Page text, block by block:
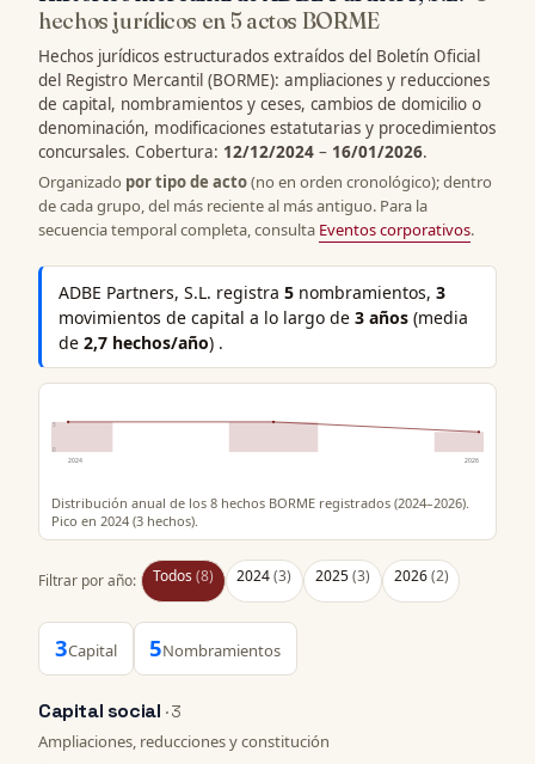
hechos jurídicos en 5 actos BORME
Hechos jurídicos estructurados extraídos del Boletín Oficial
del Registro Mercantil (BORME): ampliaciones y reducciones
de capital, nombramientos y ceses, cambios de domicilio o
denominación, modificaciones estatutarias y procedimientos
concursales. Cobertura: 12/12/2024 – 16/01/2026.
Organizado por tipo de acto(no en orden cronológico); dentro
de cada grupo, del más reciente al más antiguo. Para la
secuencia temporal completa, consulta Eventos corporativos.
ADBE Partners, S.L. registra5 nombramientos,3
movimientos de capital a lo largo de3 años (media
de2,7 hechos/año) .
3
0
2024
2026
Distribución anual de los 8 hechos BORME registrados (2024–2026).
Pico en 2024 (3 hechos).
Filtrar por año: Todos (8) 2024(3) 2025(3) 2026(2)
3Capital 5Nombramientos
Capital social · 3
Ampliaciones, reducciones y constitución